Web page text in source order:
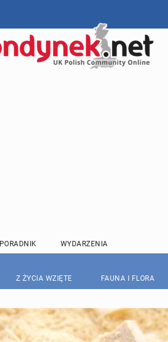
PORADNIK WYDARZENIA
Z ŻYCIA WZIĘTE FAUNA I FLORA